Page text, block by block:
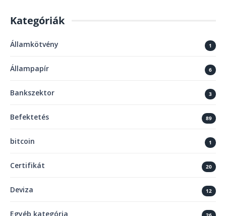
Kategóriák
Államkötvény 1
Állampapír 6
Bankszektor 3
Befektetés 89
bitcoin 1
Certifikát 20
Deviza 12
Egyéb kategória